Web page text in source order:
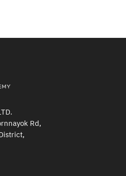
Rd,